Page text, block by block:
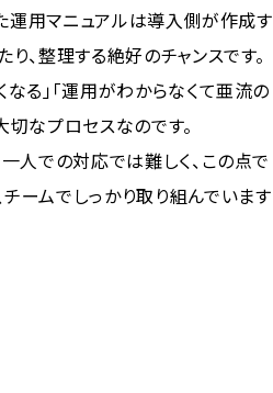
運用マニュアルは導入側が作成す
、整理する絶好のチャンスです。
る」「運用がわからなくて亜流の
なプロセスなのです。
人での対応では難しく、この点で
ームでしっかり取り組んでいます